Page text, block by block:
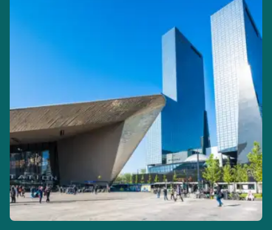
Omdat de NS-poortjes zowel de QR-code en de
barcode van tickets als van digitale bankkaarten kunnen
lezen. In zeldzame gevallen kan een poortje per ongeluk
een bankkaart op je telefoon lezen in plaats van de
barcode of QR-code op je ticket, wat resulteert in
Wat als er toch kosten in rekening worden gebracht?
Betalingen bij NS-poortjes worden beheerd door OVpay.
Je kunt een terugbetaling aanvragen via de website van
NS.(opent in een nieuwe tab)